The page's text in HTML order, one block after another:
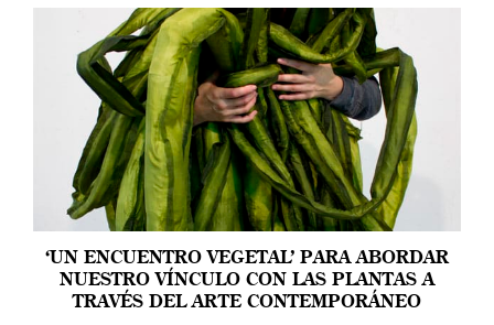
‘UN ENCUENTRO VEGETAL’ PARA ABORDAR
NUESTRO VÍNCULO CON LAS PLANTAS A
TRAVÉS DEL ARTE CONTEMPORÁNEO